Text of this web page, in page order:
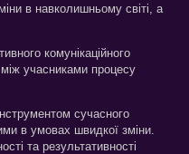
в навколишньому світі, а
комунікаційного
учасниками процесу
сучасного
в умовах швидкої зміни.
та результативності